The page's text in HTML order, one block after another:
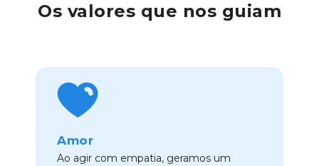
Os valores que nos guiam
Amor
Ao agir com empatia, geramos um